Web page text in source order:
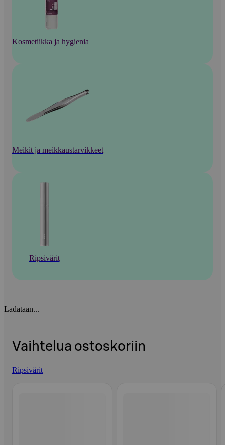
Kosmetiikka ja hygienia
Meikit ja meikkaustarvikkeet
Ripsivärit
Ladataan...
Vaihtelua ostoskoriin
Ripsivärit